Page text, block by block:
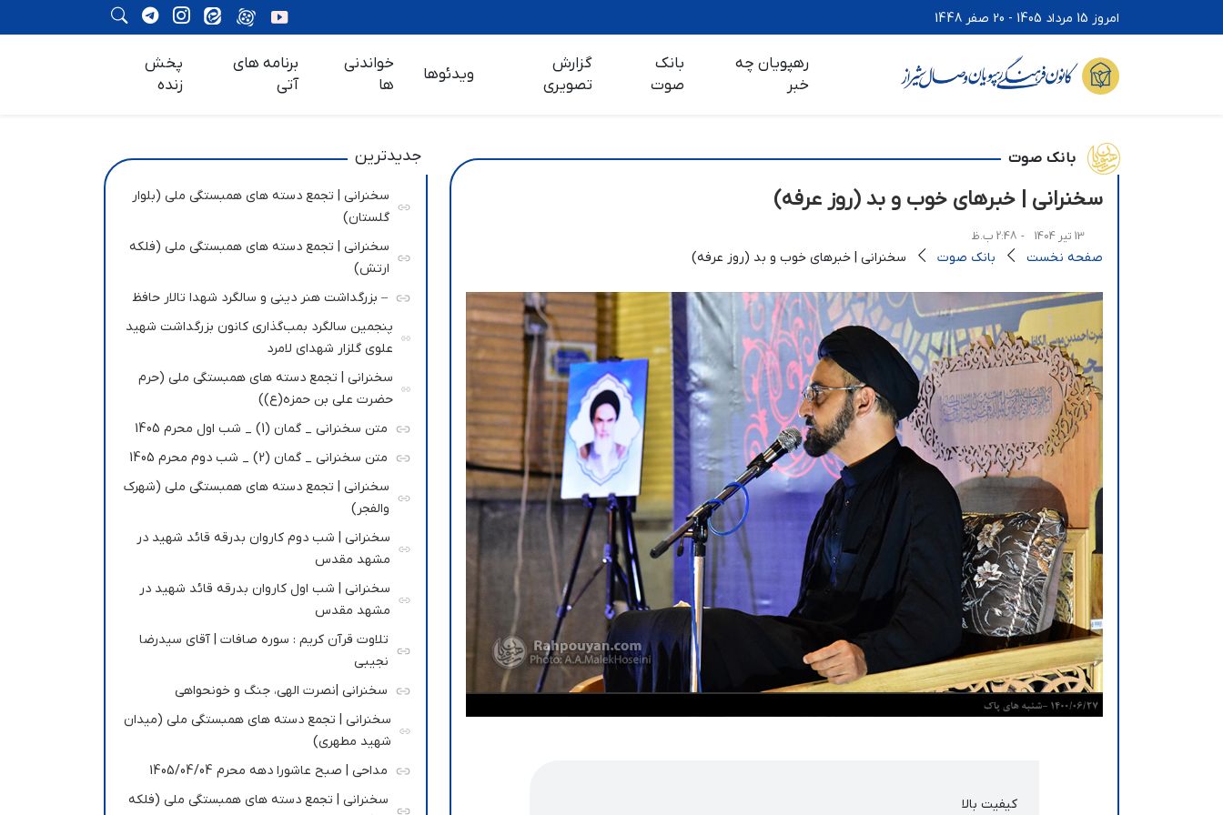
امروز 15 مرداد 1405 - 20 صفر 1448
رهپویان چه
خبر
بانک
صوت
گزارش
تصویری
ویدئوها
خواندنی
ها
برنامه های
آتی
پخش
زنده
بانک صوت
سخنرانی | خبرهای خوب و بد (روز عرفه)
13 تیر 1404 - 2:48 ب.ظ
صفحه نخست بانک صوت سخنرانی | خبرهای خوب و بد (روز عرفه)
کیفیت بالا
جدیدترین
سخنرانی | تجمع دسته های همبستگی ملی (بلوار
گلستان)
سخنرانی | تجمع دسته های همبستگی ملی (فلکه
ارتش)
– بزرگداشت هنر دینی و سالگرد شهدا تالار حافظ
پنجمین سالگرد بمب‌گذاری کانون بزرگداشت شهید
علوی گلزار شهدای لامرد
سخنرانی | تجمع دسته های همبستگی ملی (حرم
حضرت علی بن حمزه(ع))
متن سخنرانی _ گمان (1) _ شب اول محرم 1405
متن سخنرانی _ گمان (2) _ شب دوم محرم 1405
سخنرانی | تجمع دسته های همبستگی ملی (شهرک
والفجر)
سخنرانی | شب دوم کاروان بدرقه قائد شهید در
مشهد مقدس
سخنرانی | شب اول کاروان بدرقه قائد شهید در
مشهد مقدس
تلاوت قرآن کریم : سوره صافات | آقای سیدرضا
نجیبی
سخنرانی |نصرت الهی، جنگ و خونحواهی
سخنرانی | تجمع دسته های همبستگی ملی (میدان
شهید مطهری)
مداحی | صبح عاشورا دهه محرم 1405/04/04
سخنرانی | تجمع دسته های همبستگی ملی (فلکه